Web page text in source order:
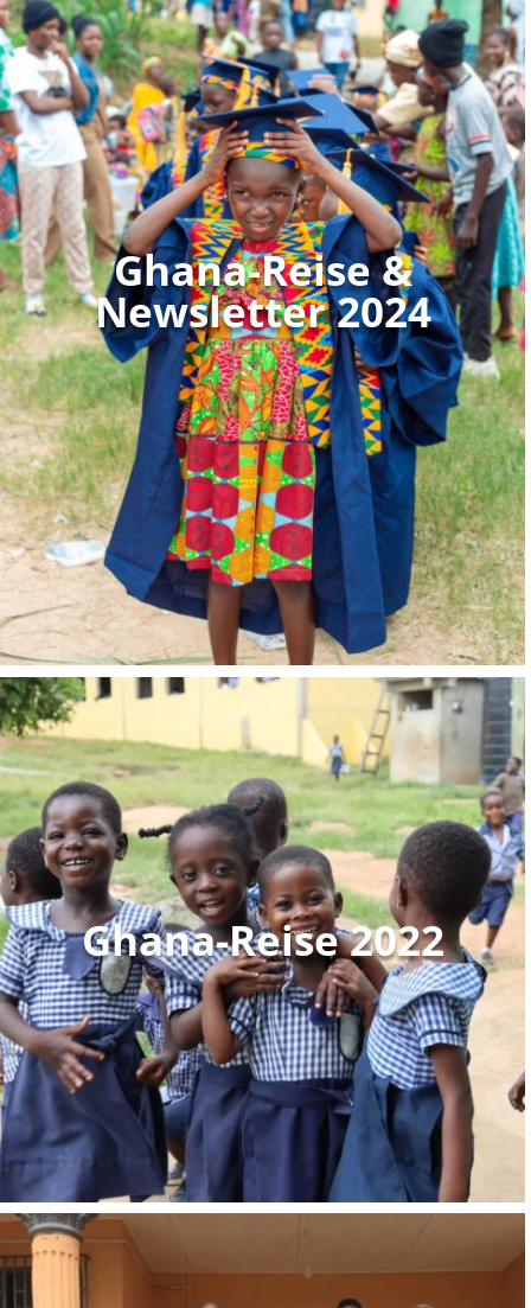
Ghana-Reise &
Newsletter 2024
Ghana-Reise 2020:
Musste
coronabedingt
leider entfallen
Ghana-Reise 2022